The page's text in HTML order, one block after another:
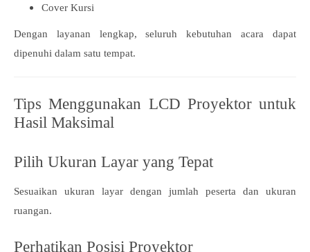
Cover Kursi
Dengan layanan lengkap, seluruh kebutuhan acara dapat
dipenuhi dalam satu tempat.
Tips Menggunakan LCD Proyektor untuk
Hasil Maksimal
Pilih Ukuran Layar yang Tepat
Sesuaikan ukuran layar dengan jumlah peserta dan ukuran
ruangan.
Perhatikan Posisi Proyektor